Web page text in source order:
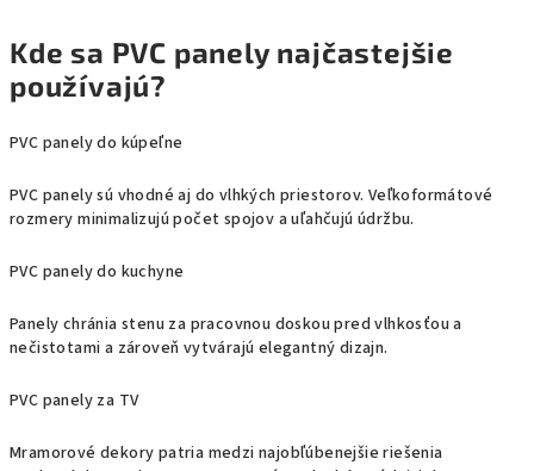
Kde sa PVC panely najčastejšie
používajú?
PVC panely do kúpeľne
PVC panely sú vhodné aj do vlhkých priestorov. Veľkoformátové
rozmery minimalizujú počet spojov a uľahčujú údržbu.
PVC panely do kuchyne
Panely chránia stenu za pracovnou doskou pred vlhkosťou a
nečistotami a zároveň vytvárajú elegantný dizajn.
PVC panely za TV
Mramorové dekory patria medzi najobľúbenejšie riešenia